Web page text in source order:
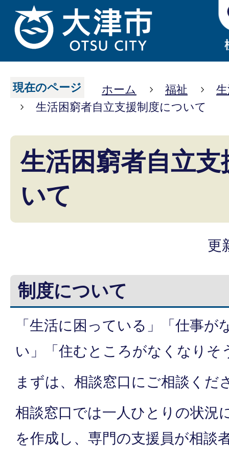
現在のページ ホーム 福祉
生活困窮者自立支援制度について
生活困窮者自立
いて
更
制度について
「生活に困っている」「仕事
い」「住むところがなくなりそ
まずは、相談窓口にご相談くだ
相談窓口では一人ひとりの状況
を作成し、専門の支援員が相談